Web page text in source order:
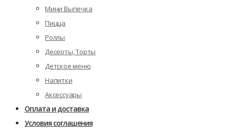
Мини Выпечка
Пицца
Роллы
Десерты, Торты
Детское меню
Напитки
Аксессуары
Оплата и доставка
Условия соглашения